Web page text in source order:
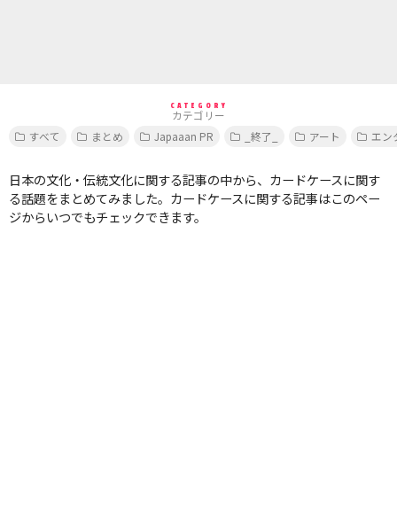
CATEGORY
カテゴリー
すべて
まとめ Japaaan PR _終了_ アート エン
日本の文化・伝統文化に関する記事の中から、カードケースに関す
る話題をまとめてみました。カードケースに関する記事はこのペー
ジからいつでもチェックできます。